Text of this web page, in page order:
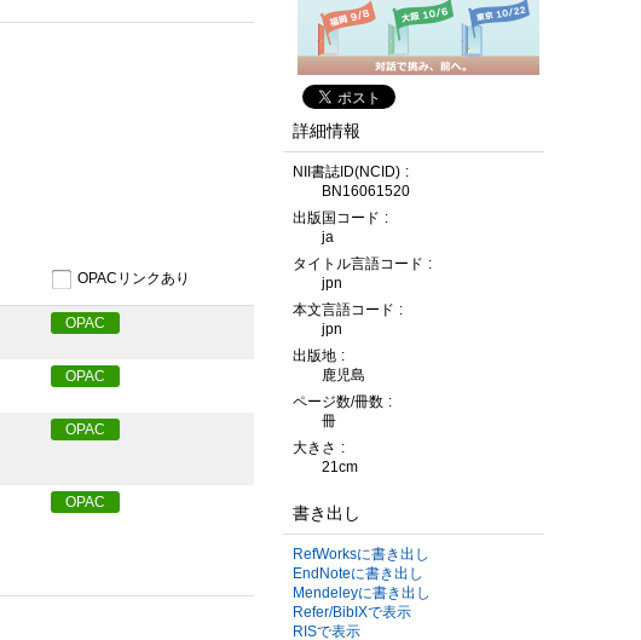
OPACリンクあり
OPAC
OPAC
OPAC
OPAC
詳細情報
NII書誌ID(NCID)
BN16061520
出版国コード
ja
タイトル言語コード
jpn
本文言語コード
jpn
出版地
鹿児島
ページ数/冊数
冊
大きさ
21cm
書き出し
RefWorksに書き出し
EndNoteに書き出し
Mendeleyに書き出し
Refer/BibIXで表示
RISで表示